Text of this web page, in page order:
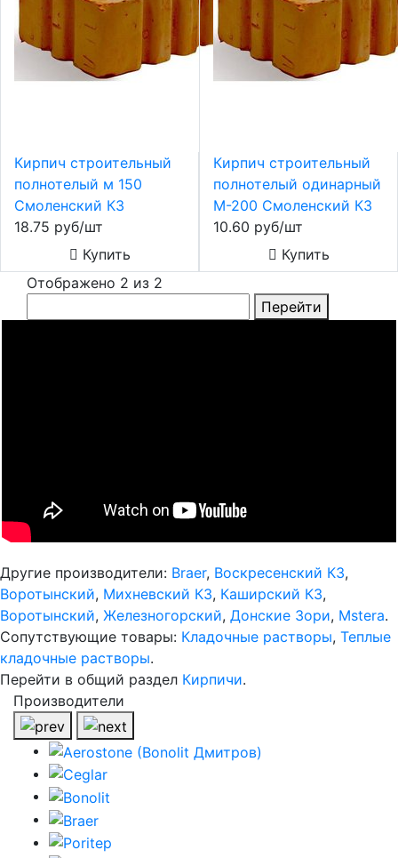
Кирпич строительный
полнотелый м 150
Смоленский КЗ
18.75 руб/шт
Купить
Кирпич строительный
полнотелый одинарный
М-200 Смоленский КЗ
10.60 руб/шт
Купить
Отображено 2 из 2
Перейти
Другие производители: Braer, Воскресенский КЗ,
Воротынский, Михневский КЗ, Каширский КЗ,
Воротынский, Железногорский, Донские Зори, Mstera.
Сопутствующие товары: Кладочные растворы, Теплые
кладочные растворы.
Перейти в общий раздел Кирпичи.
Производители